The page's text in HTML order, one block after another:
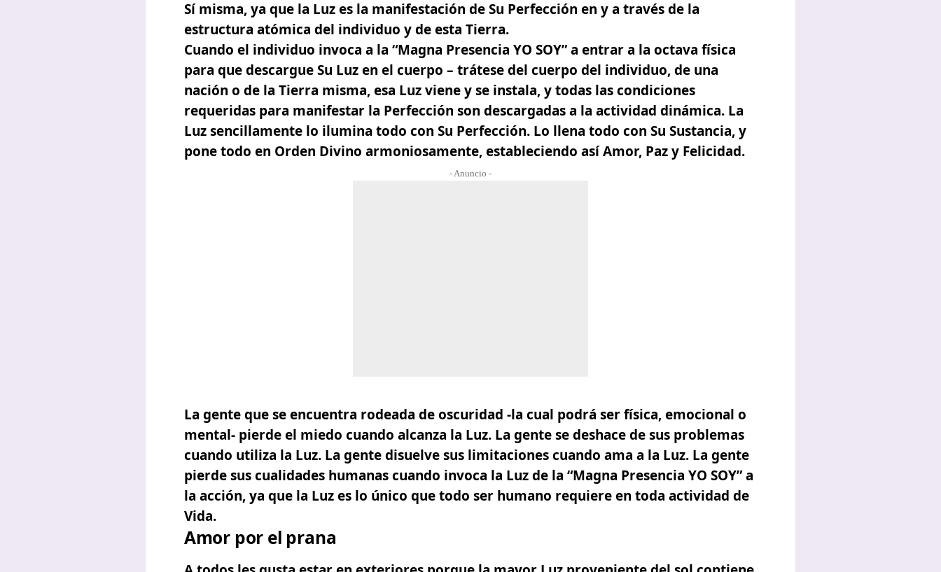
Sí misma, ya que la Luz es la manifestación de Su Perfección en y a través de la
estructura atómica del individuo y de esta Tierra.
Cuando el individuo invoca a la “Magna Presencia YO SOY” a entrar a la octava física
para que descargue Su Luz en el cuerpo – trátese del cuerpo del individuo,de una
nación o de la Tierra misma­, esa Luz viene y se instala, y todas las condiciones
requeridas para manifestar la Perfección son descargadas a la actividad dinámica. La
Luz sencillamente lo ilumina todo con Su Perfección. Lo llena todo con Su Sustancia, y
pone todo en Orden Divino armoniosamente, estableciendo así Amor, Paz y Felicidad.
- Anuncio -
La gente que se encuentra rodeada de oscuridad -la cual podrá ser física, emocional o
mental- pierde el miedo cuando alcanza la Luz. La gente se deshace de sus problemas
cuando utiliza la Luz. La gente disuelve sus limitaciones cuando ama a la Luz. La gente
pierde sus cualidades humanas cuando invoca la Luz de la “Magna Presencia YO SOY”a
la acción, ya que la Luz es lo único que todo ser humano requiere en toda actividad de
Vida.
Amor por el prana